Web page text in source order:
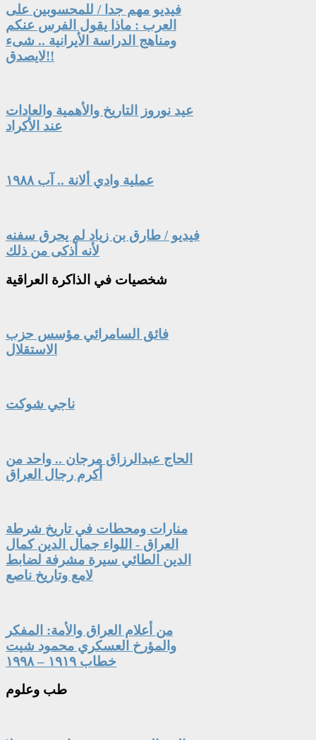
فيديو مهم جدا / للمحسوبين على
العرب : ماذا يقول الفرس عنكم
ومناهج الدراسة الأيرانية .. شىء
لايصدق!!
عيد نوروز التاريخ والأهمية والعادات
عند الأكراد
عملية وادي ألانة .. آب ١٩٨٨
فيديو / طارق بن زياد لم يحرق سفنه
لأنه أذكى من ذلك
شخصيات في الذاكرة العراقية
فائق السامرائي مؤسس حزب
الاستقلال
ناجي شوكت
الحاج عبدالرزاق مرجان .. واحد من
أكرم رجال العراق
منارات ومحطات في تاريخ شرطة
العراق - اللواء جمال الدين كمال
الدين الطائي سيرة مشرفة لضابط
لامع وتاريخ ناصع
من أعلام العراق والأمة: المفكر
والمؤرخ العسكري محمود شيت
خطاب ١٩١٩ – ١٩٩٨
طب وعلوم